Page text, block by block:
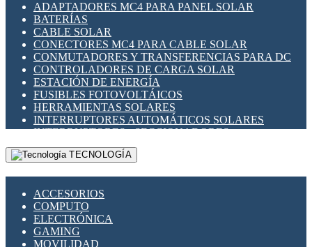
ADAPTADORES MC4 PARA PANEL SOLAR
BATERÍAS
CABLE SOLAR
CONECTORES MC4 PARA CABLE SOLAR
CONMUTADORES Y TRANSFERENCIAS PARA DC
CONTROLADORES DE CARGA SOLAR
ESTACIÓN DE ENERGÍA
FUSIBLES FOTOVOLTÁICOS
HERRAMIENTAS SOLARES
INTERRUPTORES AUTOMÁTICOS SOLARES
INTERRUPTORES - SECCIONADORES
FOTOVOLTÁICOS
MONTAJE PANEL SOLAR
SUPRESOR DE TRANSIENTES SPDS PARA
APLICACIONES FOTOVOLTAICAS
TECNOLOGÍA
ACCESORIOS
COMPUTO
ELECTRÓNICA
GAMING
MOVILIDAD